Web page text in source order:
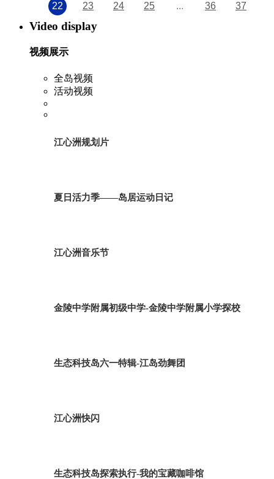
22 23 24 25 ... 36 37
Video display
视频展示
全岛视频
活动视频
江心洲规划片
夏日活力季——岛居运动日记
江心洲音乐节
金陵中学附属初级中学-金陵中学附属小学探校
生态科技岛六一特辑-江岛劲舞团
江心洲快闪
生态科技岛探索执行-我的宝藏咖啡馆